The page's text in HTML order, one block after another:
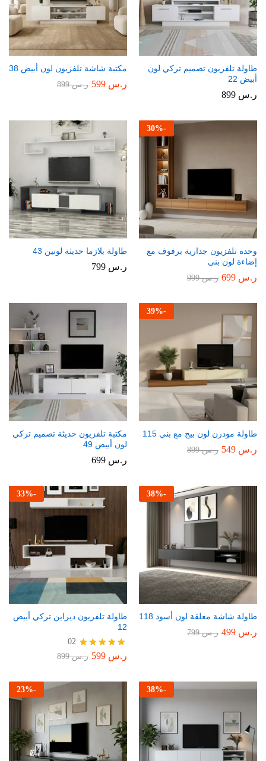
طاولة تلفزيون تصميم تركي لون
أبيض 22
ر.س
مكتبة شاشة تلفزيون لون أبيض 38
ر.س ر.س899
-
30%
وحدة تلفزيون جدارية برفوف مع
إضاءة لون بني
ر.س ر.س999
طاولة بلازما حديثة لونين 43
ر.س
-
39%
طاولة مودرن لون بيج مع بني 115
ر.س ر.س899
مكتبة تلفزيون حديثة تصميم تركي
لون أبيض 49
ر.س
-
38%
طاولة شاشة معلقة لون أسود 118
ر.س ر.س799
-
33%
طاولة تلفزيون ديزاين تركي أبيض
12
تم التقييم
02
ر.س ر.س899
-
38%
-
23%